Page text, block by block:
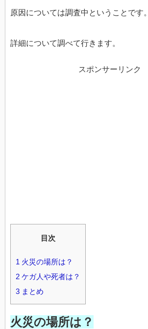
原因については調査中ということです。
詳細について調べて行きます。
スポンサーリンク
目次
1 火災の場所は？
2 ケガ人や死者は？
3 まとめ
火災の場所は？